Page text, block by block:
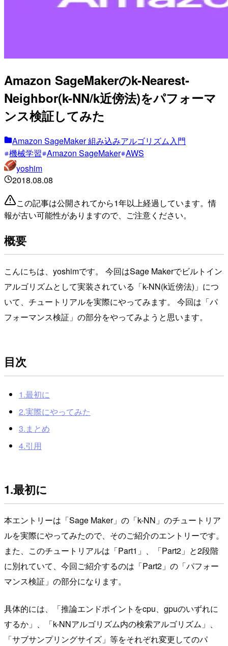
Amazon SageMakerのk-Nearest-
Neighbor(k-NN/k近傍法)をパフォーマ
ンス検証してみた
Amazon SageMaker 組み込みアルゴリズム入門
機械学習 Amazon SageMaker AWS
yoshim
2018.08.08
この記事は公開されてから1年以上経過しています。情
報が古い可能性がありますので、ご注意ください。
概要
こんにちは、yoshimです。 今回はSage Makerでビルトイン
アルゴリズムとして実装されている「k-NN(k近傍法)」につ
いて、チュートリアルを実際にやってみます。 今回は「パ
フォーマンス検証」の部分をやってみようと思います。
目次
1.最初に
2.実際にやってみた
3.まとめ
4.引用
1.最初に
本エントリーは「Sage Maker」の「k-NN」のチュートリア
ルを実際にやってみたので、そのご紹介のエントリーです。
また、このチュートリアルは「Part1」、「Part2」と2段階
に別れていて、今回ご紹介するのは「Part2」の「パフォー
マンス検証」の部分になります。
具体的には、「推論エンドポイントをcpu、gpuのいずれに
するか」、「k-NNアルゴリズム内の検索アルゴリズム」、
「サブサンプリングサイズ」等をそれぞれ変更してのパ